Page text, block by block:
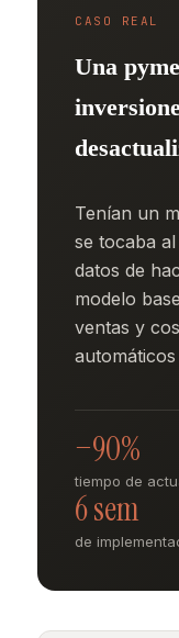
CASO REAL
Una
Tenían un
se tocaba
datos de
modelo
ventas y
−90%
tiempo de
6 sem
de